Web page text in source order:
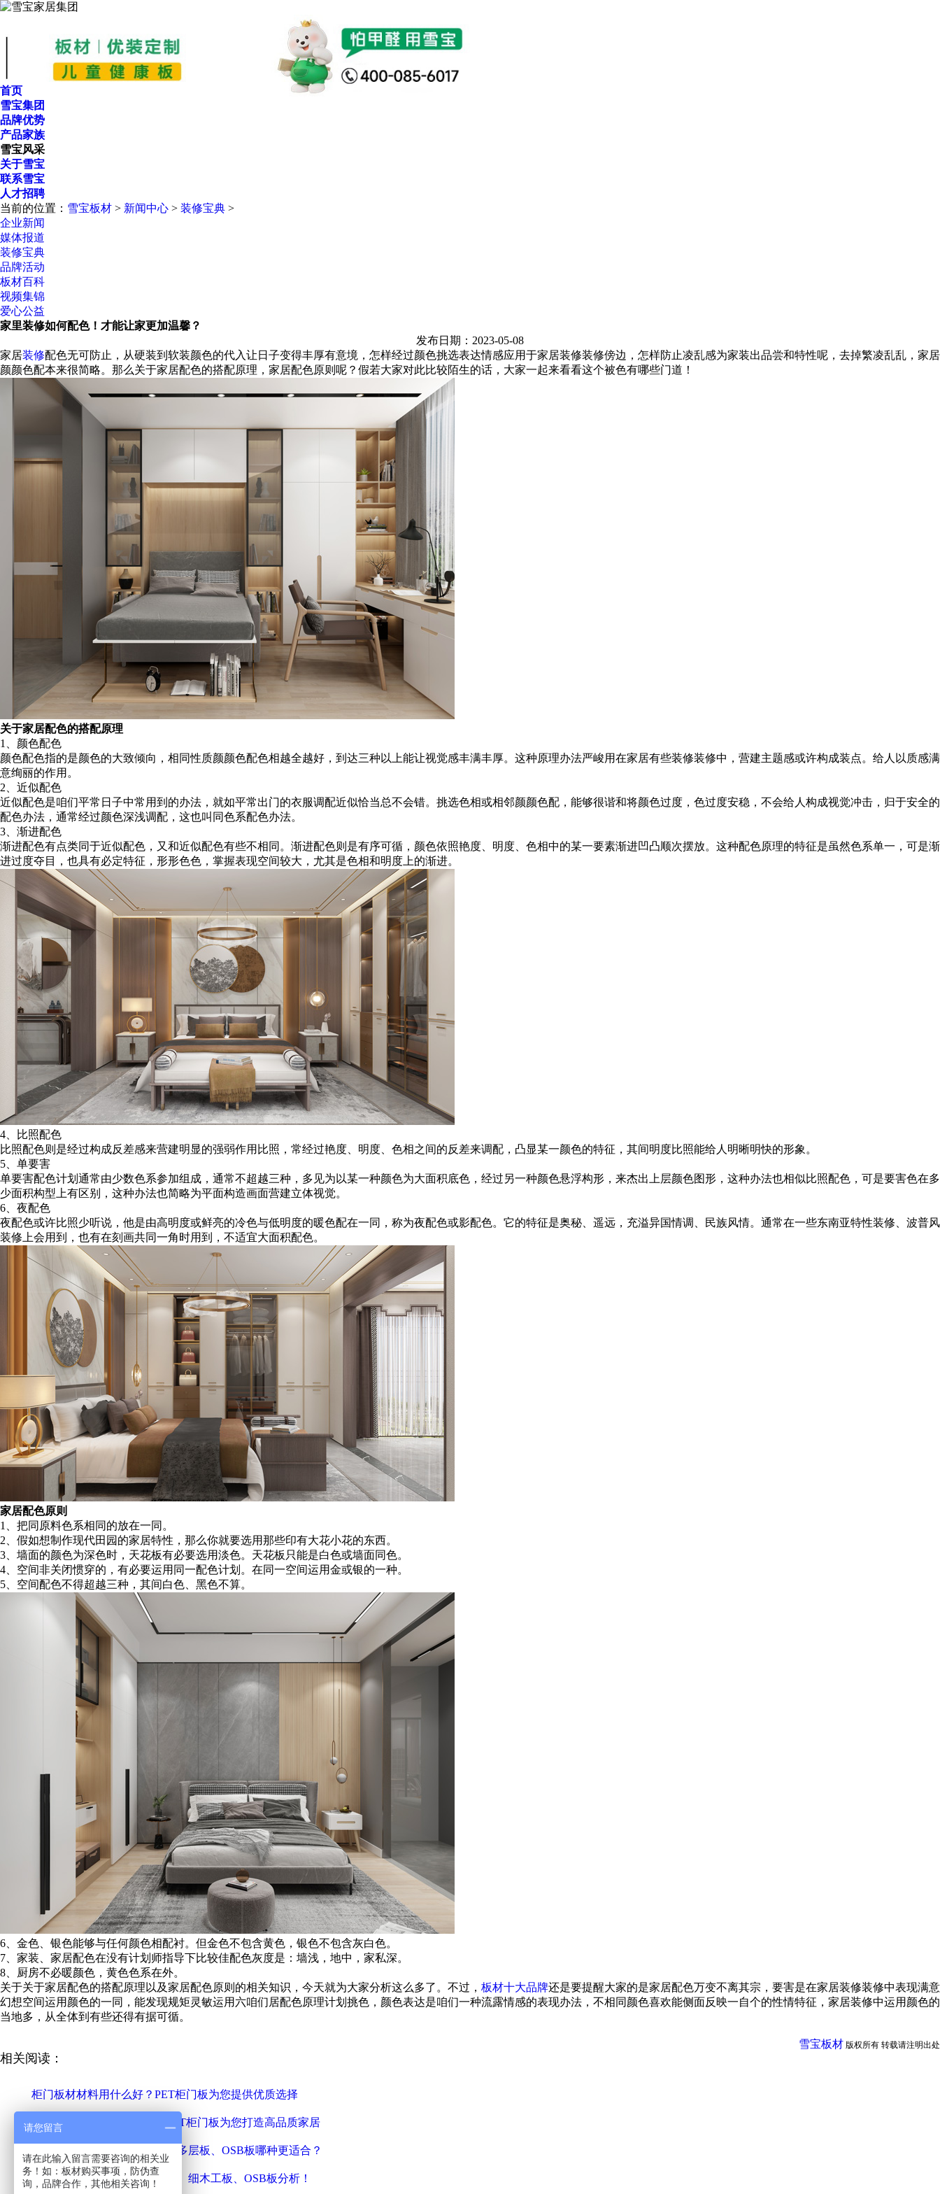
首页
雪宝集团
品牌优势
产品家族
雪宝风采
关于雪宝
联系雪宝
人才招聘
当前的位置： 雪宝板材 > 新闻中心 > 装修宝典 >
企业新闻
媒体报道
装修宝典
品牌活动
板材百科
视频集锦
爱心公益
家里装修如何配色！才能让家更加温馨？
发布日期：2023-05-08
家居装修配色无可防止，从硬装到软装颜色的代入让日子变得丰厚有意境，怎样经过颜色挑选表达情感应用于家居装修装修傍边，怎样防止凌乱感为家装出品尝和特性呢，去掉繁凌乱乱，家居
颜颜色配本来很简略。那么关于家居配色的搭配原理，家居配色原则呢？假若大家对此比较陌生的话，大家一起来看看这个被色有哪些门道！
关于家居配色的搭配原理
1、颜色配色
颜色配色指的是颜色的大致倾向，相同性质颜颜色配色相越全越好，到达三种以上能让视觉感丰满丰厚。这种原理办法严峻用在家居有些装修装修中，营建主题感或许构成装点。给人以质感满
意绚丽的作用。
2、近似配色
近似配色是咱们平常日子中常用到的办法，就如平常出门的衣服调配近似恰当总不会错。挑选色相或相邻颜颜色配，能够很谐和将颜色过度，色过度安稳，不会给人构成视觉冲击，归于安全的
配色办法，通常经过颜色深浅调配，这也叫同色系配色办法。
3、渐进配色
渐进配色有点类同于近似配色，又和近似配色有些不相同。渐进配色则是有序可循，颜色依照艳度、明度、色相中的某一要素渐进凹凸顺次摆放。这种配色原理的特征是虽然色系单一，可是渐
进过度夺目，也具有必定特征，形形色色，掌握表现空间较大，尤其是色相和明度上的渐进。
4、比照配色
比照配色则是经过构成反差感来营建明显的强弱作用比照，常经过艳度、明度、色相之间的反差来调配，凸显某一颜色的特征，其间明度比照能给人明晰明快的形象。
5、单要害
单要害配色计划通常由少数色系参加组成，通常不超越三种，多见为以某一种颜色为大面积底色，经过另一种颜色悬浮构形，来杰出上层颜色图形，这种办法也相似比照配色，可是要害色在多
少面积构型上有区别，这种办法也简略为平面构造画面营建立体视觉。
6、夜配色
夜配色或许比照少听说，他是由高明度或鲜亮的冷色与低明度的暖色配在一同，称为夜配色或影配色。它的特征是奥秘、遥远，充溢异国情调、民族风情。通常在一些东南亚特性装修、波普风
装修上会用到，也有在刻画共同一角时用到，不适宜大面积配色。
家居配色原则
1、把同原料色系相同的放在一同。
2、假如想制作现代田园的家居特性，那么你就要选用那些印有大花小花的东西。
3、墙面的颜色为深色时，天花板有必要选用淡色。天花板只能是白色或墙面同色。
4、空间非关闭惯穿的，有必要运用同一配色计划。在同一空间运用金或银的一种。
5、空间配色不得超越三种，其间白色、黑色不算。
6、金色、银色能够与任何颜色相配衬。但金色不包含黄色，银色不包含灰白色。
7、家装、家居配色在没有计划师指导下比较佳配色灰度是：墙浅，地中，家私深。
8、厨房不必暖颜色，黄色色系在外。
关于关于家居配色的搭配原理以及家居配色原则的相关知识，今天就为大家分析这么多了。不过， 板材十大品牌还是要提醒大家的是家居配色万变不离其宗，要害是在家居装修装修中表现满意
幻想空间运用颜色的一同，能发现规矩灵敏运用六咱们居配色原理计划挑色，颜色表达是咱们一种流露情感的表现办法，不相同颜色喜欢能侧面反映一自个的性情特征，家居装修中运用颜色的
当地多，从全体到有些还得有据可循。
雪宝板材 版权所有 转载请注明出处
相关阅读：
柜门板材材料用什么好？PET柜门板为您提供优质选择
定制衣柜门用什么板材好？PET柜门板为您打造高品质家居
橱柜板材的选择：细木工板、多层板、OSB板哪种更适合？
全屋定制用什么板材？多层板、细木工板、OSB板分析！
请您留言
请在此输入留言需要咨询的相关业
务！如：板材购买事项，防伪查
询，品牌合作，其他相关咨询！